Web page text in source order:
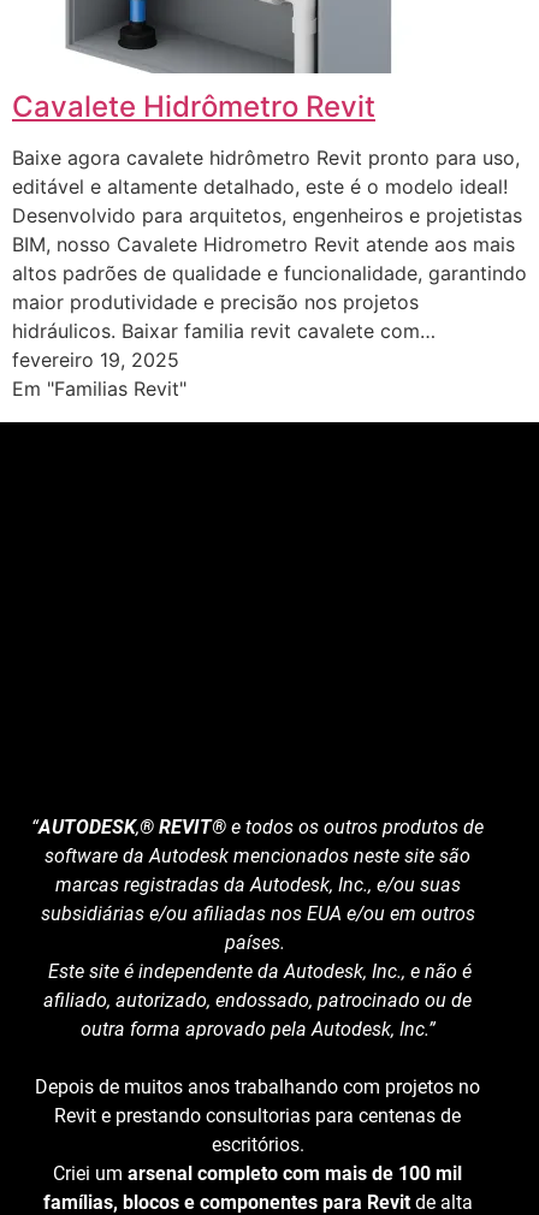
Cavalete Hidrômetro Revit
Baixe agora cavalete hidrômetro Revit pronto para uso,
editável e altamente detalhado, este é o modelo ideal!
Desenvolvido para arquitetos, engenheiros e projetistas
BIM, nosso Cavalete Hidrometro Revit atende aos mais
altos padrões de qualidade e funcionalidade, garantindo
maior produtividade e precisão nos projetos
hidráulicos. Baixar familia revit cavalete com…
fevereiro 19, 2025
Em "Familias Revit"
“AUTODESK,® REVIT® e todos os outros produtos de
software da Autodesk mencionados neste site são
marcas registradas da Autodesk, Inc., e/ou suas
subsidiárias e/ou afiliadas nos EUA e/ou em outros
países.
Este site é independente da Autodesk, Inc., e não é
afiliado, autorizado, endossado, patrocinado ou de
outra forma aprovado pela Autodesk, Inc.”
Depois de muitos anos trabalhando com projetos no
Revit e prestando consultorias para centenas de
escritórios.
Criei um arsenal completo com mais de 100 mil
famílias, blocos e componentes para Revitde alta